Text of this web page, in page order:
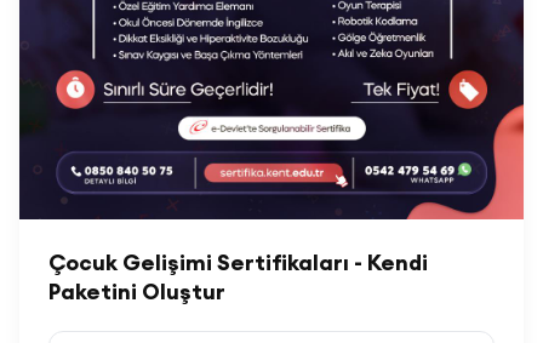
Çocuk Gelişimi Sertifikaları - Kendi
Paketini Oluştur